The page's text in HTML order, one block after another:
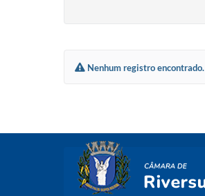
Nenhum registro encontrado.